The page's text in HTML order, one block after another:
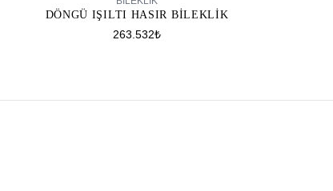
DÖNGÜ IŞILTI HASIR BILEKLIK
263.532₺